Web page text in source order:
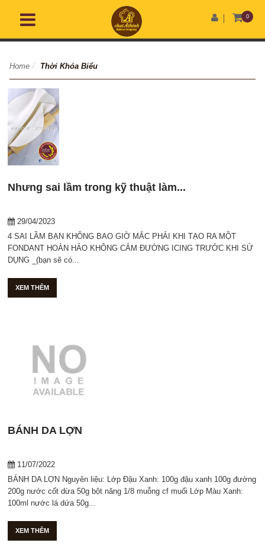
0
Home / Thời Khóa Biểu
Nhưng sai lầm trong kỹ thuật làm...
29/04/2023
4 SAI LẦM BẠN KHÔNG BAO GIỜ MẮC PHẢI KHI TẠO RA MỘT
FONDANT HOÀN HẢO KHÔNG CẮM ĐƯỜNG ICING TRƯỚC KHI SỬ
DỤNG _(bạn sẽ có...
XEM THÊM
BÁNH DA LỢN
11/07/2022
BÁNH DA LỢN Nguyên liệu: Lớp Đậu Xanh: 100g đậu xanh 100g đường
200g nước cốt dừa 50g bột năng 1/8 muỗng cf muối Lớp Màu Xanh:
100ml nước lá dứa 50g...
XEM THÊM